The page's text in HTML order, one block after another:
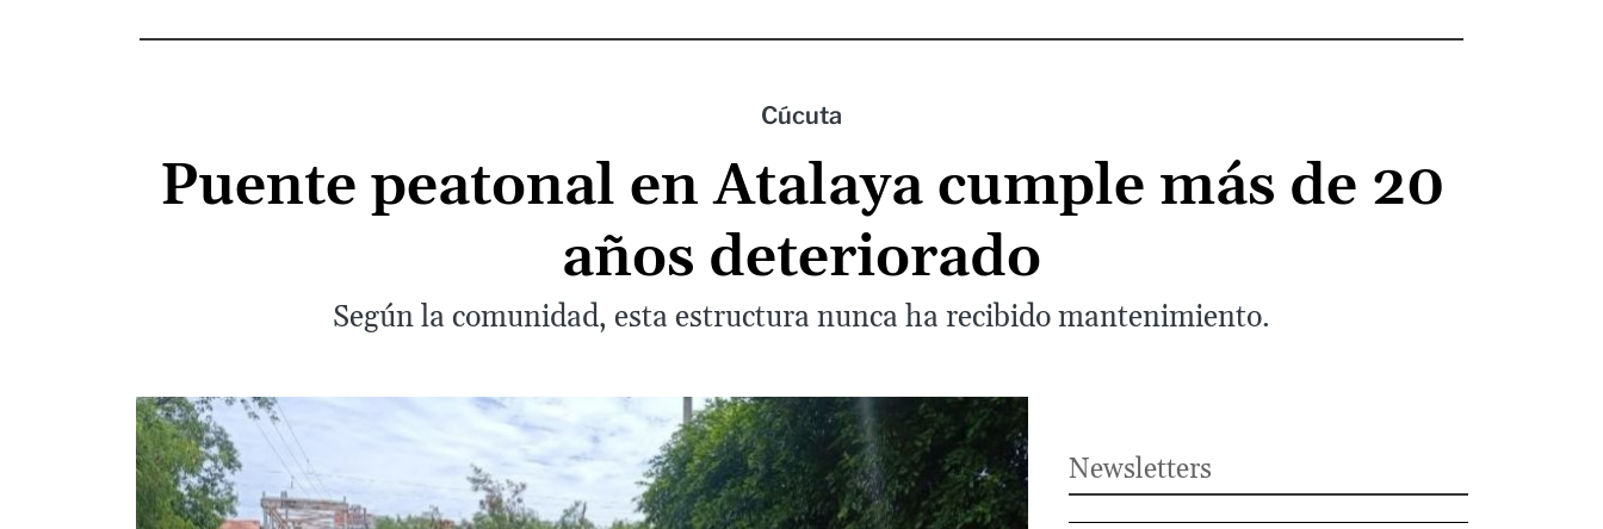
Cúcuta
Puente peatonal en Atalaya cumple más de 20
años deteriorado
Según la comunidad, esta estructura nunca ha recibido mantenimiento.
Newsletters